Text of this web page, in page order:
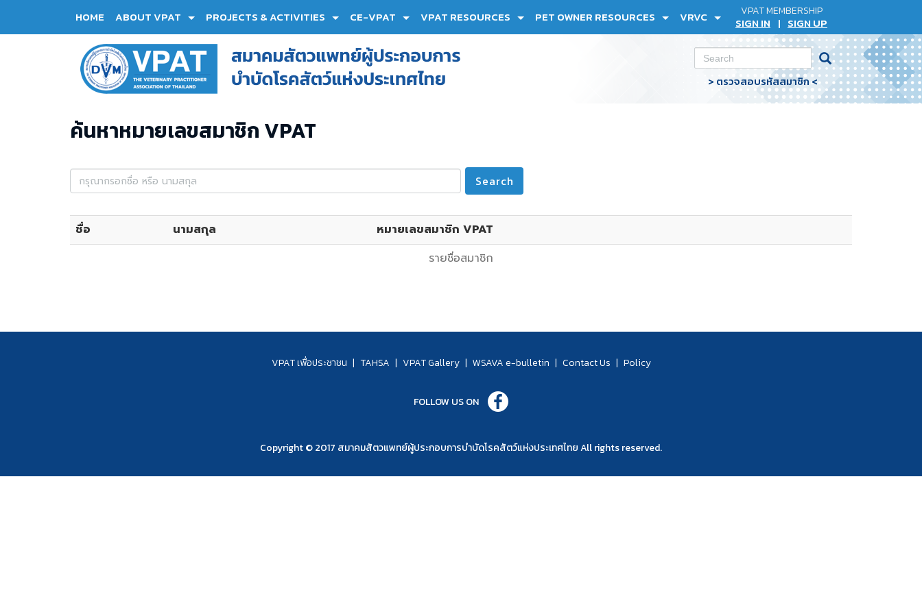
HOME ABOUT VPAT PROJECTS & ACTIVITIES CE-VPAT VPAT RESOURCES PET OWNER RESOURCES VRVC VPAT MEMBERSHIP
SIGN IN | SIGN UP
> ตรวจสอบรหัสสมาชิก <
ค้นหาหมายเลขสมาชิก VPAT
Search
ชื่อ นามสกุล
หมายเลขสมาชิก VPAT
รายชื่อสมาชิก
VPAT เพื่อประชาชน | TAHSA | VPAT Gallery | WSAVA e-bulletin | Contact Us | Policy
FOLLOW US ON
Copyright © 2017 สมาคมสัตวแพทย์ผู้ประกอบการบำบัดโรคสัตว์แห่งประเทศไทย All rights reserved.